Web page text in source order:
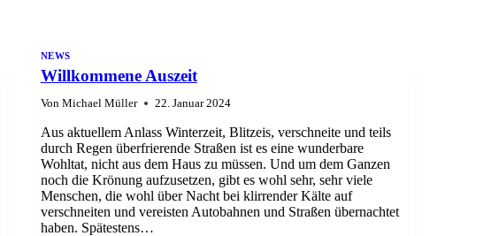
NEWS
Willkommene Auszeit
Von Michael Müller 22. Januar 2024
Aus aktuellem Anlass Winterzeit, Blitzeis, verschneite und teils
durch Regen überfrierende Straßen ist es eine wunderbare
Wohltat, nicht aus dem Haus zu müssen. Und um dem Ganzen
noch die Krönung aufzusetzen, gibt es wohl sehr, sehr viele
Menschen, die wohl über Nacht bei klirrender Kälte auf
verschneiten und vereisten Autobahnen und Straßen übernachtet
haben. Spätestens…